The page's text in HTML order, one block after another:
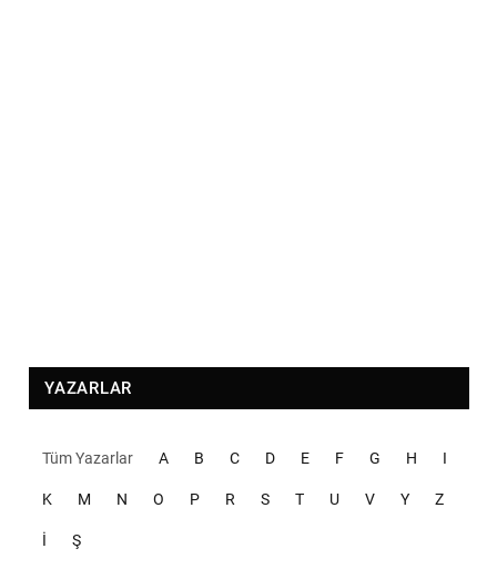
YAZARLAR
Tüm Yazarlar A B C D E F G H I
K M N O P R S T U V Y Z
İ Ş